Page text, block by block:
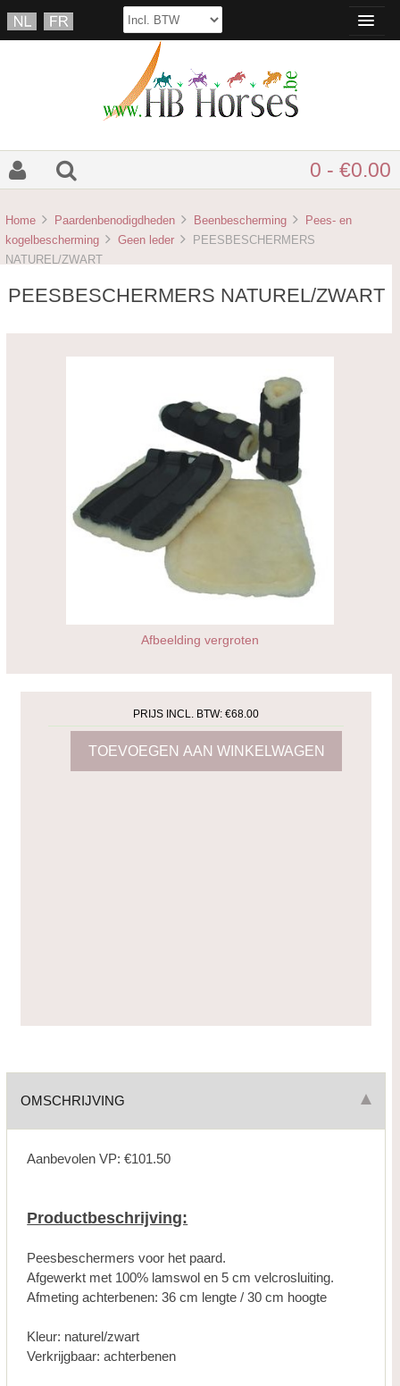
0 - €0.00
Home Paardenbenodigdheden Beenbescherming
Pees- en
kogelbescherming
Geen leder
PEESBESCHERMERS
NATUREL/ZWART
PEESBESCHERMERS NATUREL/ZWART
Afbeelding vergroten
PRIJS INCL. BTW:€68.00
OMSCHRIJVING
Aanbevolen VP: €101.50
Productbeschrijving:
Peesbeschermers voor het paard.
Afgewerkt met 100% lamswol en 5 cm velcrosluiting.
Afmeting achterbenen: 36 cm lengte / 30 cm hoogte
Kleur: naturel/zwart
Verkrijgbaar: achterbenen